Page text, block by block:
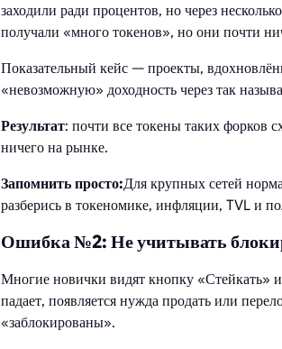
заходили ради процентов, но через
получали «много токенов», но они почти
Показательный кейс — проекты,
«невозможную» доходность через так
Результат: почти все токены таких форков
ничего на рынке.
Запомнить просто:Для крупных сетей
разберись в токеномике, инфляции, TVL и
Ошибка №2: Не учитывать
Многие новички видят кнопку «Стейкать» и
падает, появляется нужда продать или
«заблокированы».